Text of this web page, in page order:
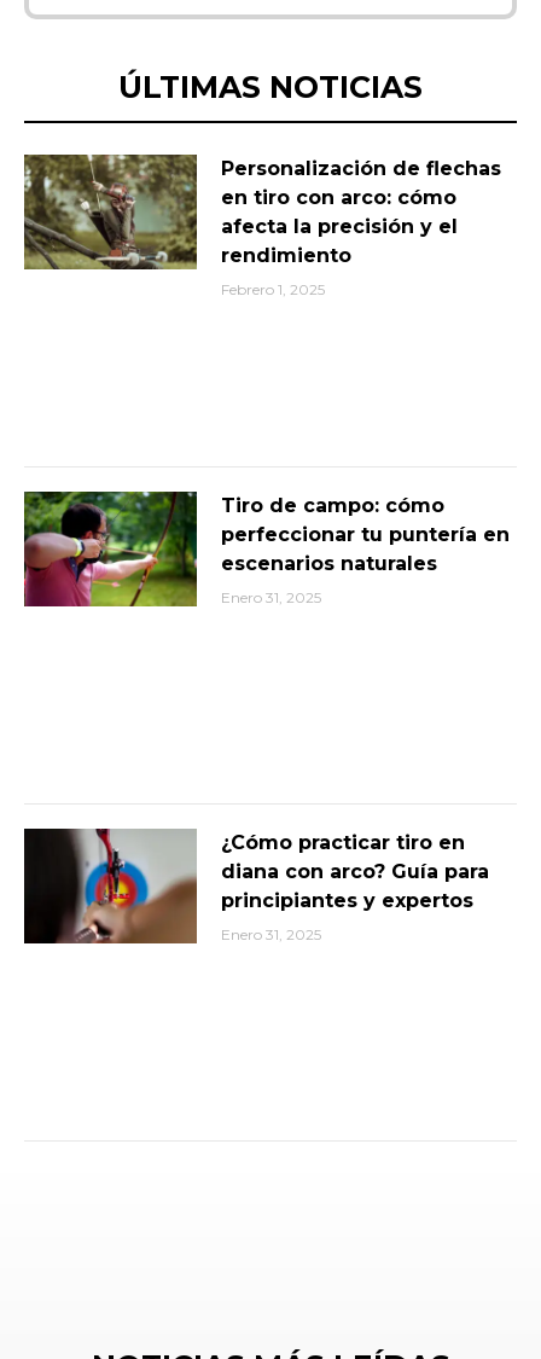
ÚLTIMAS NOTICIAS
Personalización de flechas
en tiro con arco: cómo
afecta la precisión y el
rendimiento
Febrero 1, 2025
Tiro de campo: cómo
perfeccionar tu puntería en
escenarios naturales
Enero 31, 2025
¿Cómo practicar tiro en
diana con arco? Guía para
principiantes y expertos
Enero 31, 2025